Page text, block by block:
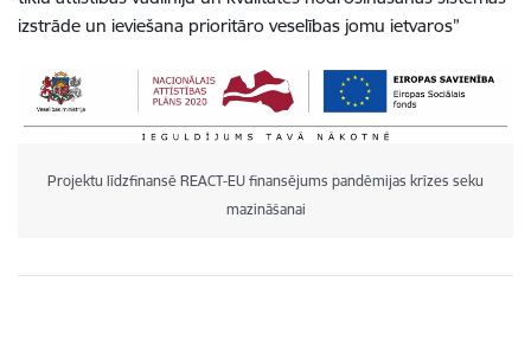
izstrāde un ieviešana prioritāro veselības jomu ietvaros”
Projektu līdzfinansē REACT-EU finansējums pandēmijas krīzes seku
mazināšanai